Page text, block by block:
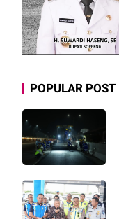
POPULAR POST